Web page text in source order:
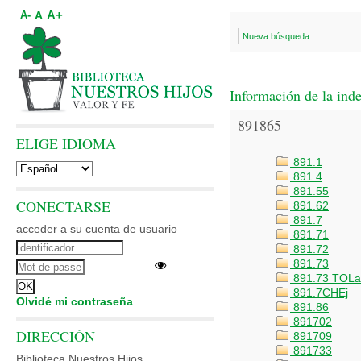
Nueva búsqueda
Información de la
891865
891.1
891.4
891.55
891.62
891.7
891.71
891.72
891.73
891.73 TOLa
891.7CHEj
891.86
891702
891709
891733
A- A A+
ELIGE IDIOMA
CONECTARSE
acceder a su cuenta de usuario
Olvidé mi contraseña
DIRECCIÓN